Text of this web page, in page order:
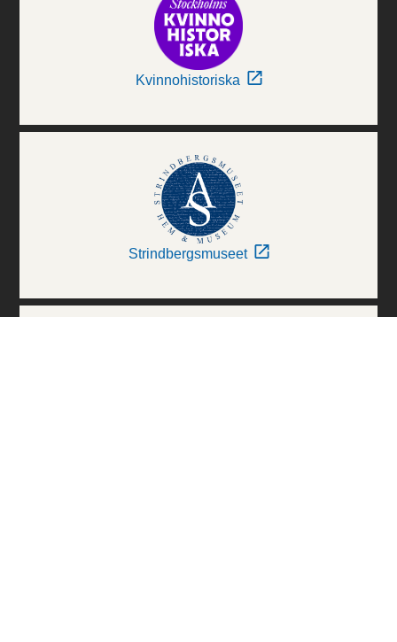
Kvinnohistoriska
Strindbergsmuseet